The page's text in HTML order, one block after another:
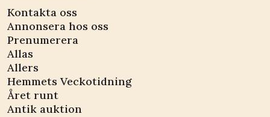
Kontakta oss
Annonsera hos oss
Prenumerera
Allas
Allers
Hemmets Veckotidning
Året runt
Antik auktion